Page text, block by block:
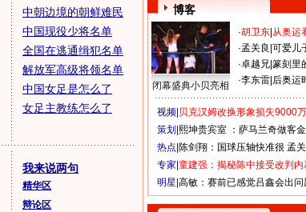
中朝边境的朝鲜难民
中国现役少将名单
全国在逃通缉犯名单
解放军高级将领名单
中国女足是怎么了
女足主教练怎么了
我来说两句
精华区
辩论区
博客
闭幕盛典小贝亮相
·胡卫东 从奥运
·孟关良 可爱儿
·卓越兄 篆刻里
·李东雷 后奥运
视频| 贝克汉姆改换形象损失9000万
策划| 熙坤贵宾室 ：萨马兰奇做客
热点| 陈剑翔：国球压轴快准很 孟
专家| 童建强：揭秘陈中接受改判内
明星| 高敏：赛前已感觉吕鑫会出问